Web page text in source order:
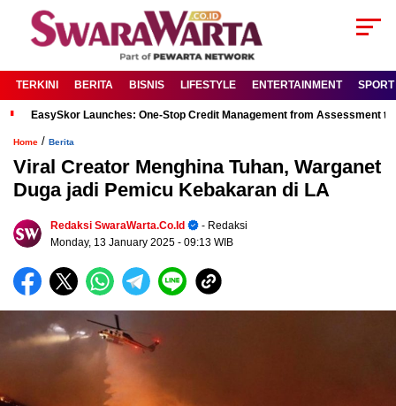
TERKINI BERITA BISNIS LIFESTYLE ENTERTAINMENT SPORT
EasySkor Launches: One-Stop Credit Management from Assessment
Home / Berita
Viral Creator Menghina Tuhan, Warganet
Duga jadi Pemicu Kebakaran di LA
Redaksi SwaraWarta.co.id
- Redaksi
Monday, 13 January 2025 - 09:13 WIB